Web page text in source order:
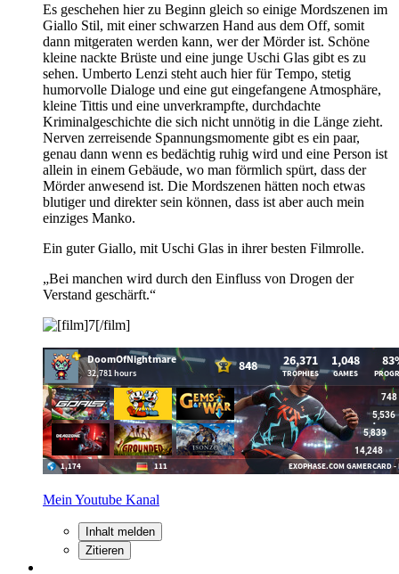
Es geschehen hier zu Beginn gleich so einige Mordszenen im
Giallo Stil, mit einer schwarzen Hand aus dem Off, somit
dann mitgeraten werden kann, wer der Mörder ist. Schöne
kleine nackte Brüste und eine junge Uschi Glas gibt es zu
sehen. Umberto Lenzi steht auch hier für Tempo, stetig
humorvolle Dialoge und eine gut eingefangene Atmosphäre,
kleine Tittis und eine unverkrampfte, durchdachte
Kriminalgeschichte die sich nicht unnötig in die Länge zieht.
Nerven zerreisende Spannungsmomente gibt es ein paar,
genau dann wenn es bedächtig ruhig wird und eine Person ist
allein in einem Gebäude, wo man förmlich spürt, dass der
Mörder anwesend ist. Die Mordszenen hätten noch etwas
blutiger und direkter sein können, dass ist aber auch mein
einziges Manko.
Ein guter Giallo, mit Uschi Glas in ihrer besten Filmrolle.
„Bei manchen wird durch den Einfluss von Drogen der
Verstand geschärft.“
Mein Youtube Kanal
Inhalt melden
Zitieren